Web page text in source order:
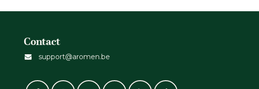
Contact
support@aromen.be